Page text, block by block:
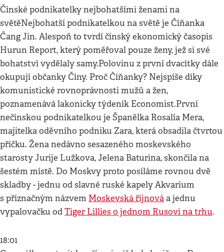
Čínské podnikatelky nejbohatšími ženami na
světěNejbohatší podnikatelkou na světě je Číňanka
Čang Jin. Alespoň to tvrdí čínský ekonomický časopis
Hurun Report, který poměřoval pouze ženy, jež si své
bohatství vydělaly samy.Polovinu z první dvacítky dále
okupují občanky Číny. Proč Číňanky? Nejspíše díky
komunistické rovnoprávnosti mužů a žen,
poznamenává lakonicky týdeník Economist.První
nečínskou podnikatelkou je Španělka Rosalía Mera,
majitelka oděvního podniku Zara, která obsadila čtvrtou
příčku. Žena nedávno sesazeného moskevského
starosty Jurije Lužkova, Jelena Baturina, skončila na
šestém místě. Do Moskvy proto posíláme rovnou dvě
skladby - jednu od slavné ruské kapely Akvarium
s příznačným názvem Moskevská říjnováa jednu
vypalovačku odTiger Lillies o jednom Rusovi na trhu.
18:01